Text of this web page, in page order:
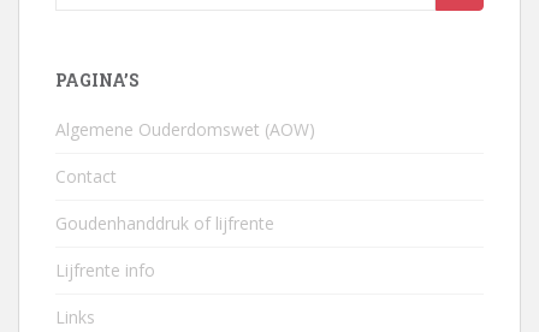
PAGINA’S
Algemene Ouderdomswet (AOW)
Contact
Goudenhanddruk of lijfrente
Lijfrente info
Links